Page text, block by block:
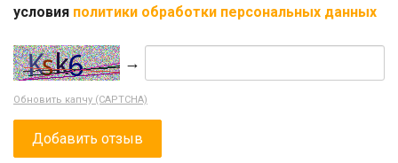
условия политики обработки персональных данных
→
Обновить капчу (CAPTCHA)